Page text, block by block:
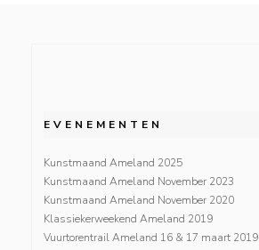
EVENEMENTEN
Kunstmaand Ameland 2025
Kunstmaand Ameland November 2023
Kunstmaand Ameland November 2020
Klassiekerweekend Ameland 2019
Vuurtorentrail Ameland 16 & 17 maart 2019